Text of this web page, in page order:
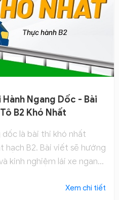
Ngang Dốc - Bài
B2 Khó Nhất
dốc là bài thi khó nhất
hạch B2. Bài viết sẽ hướng
kinh nghiệm lái xe ngang
Xem chi tiết